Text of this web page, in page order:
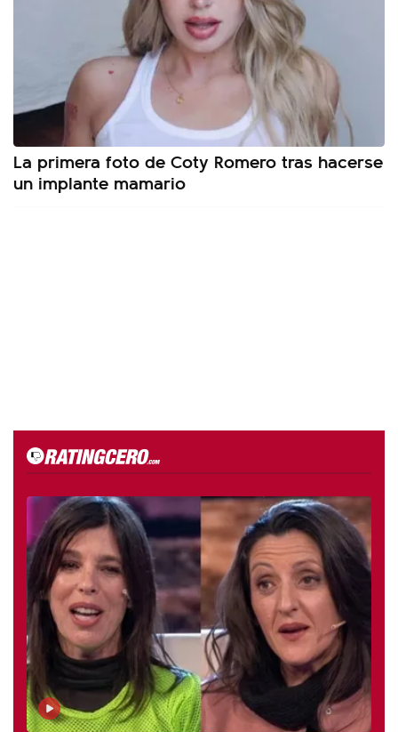
La primera foto de Coty Romero tras hacerse
un implante mamario